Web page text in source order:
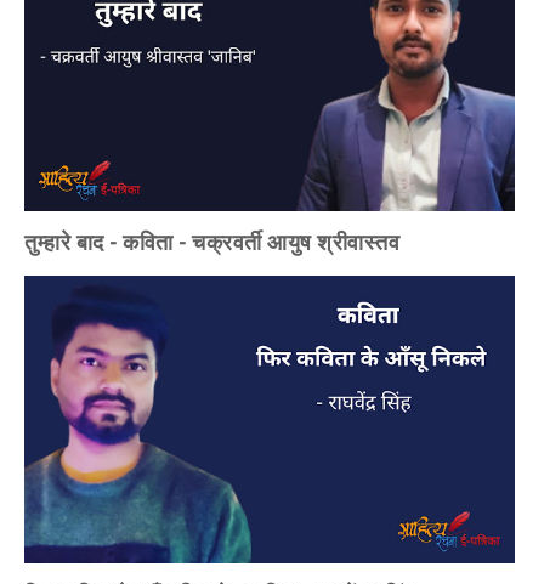
तुम्हारे बाद - कविता - चक्रवर्ती आयुष श्रीवास्तव